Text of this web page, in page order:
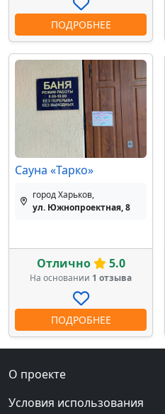
ПОДРОБНЕЕ
Сауна «Тарко»
город Харьков,
ул. Южнопроектная, 8
Отлично 5.0
На основании 1 отзыва
ПОДРОБНЕЕ
О проекте
Условия использования